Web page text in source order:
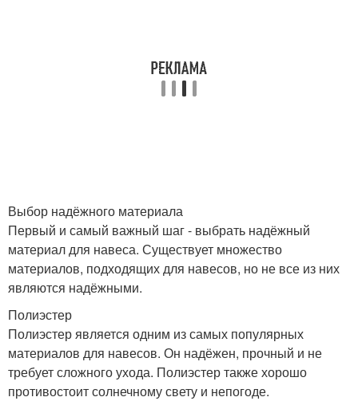
Выбор надёжного материала
Первый и самый важный шаг - выбрать надёжный
материал для навеса. Существует множество
материалов, подходящих для навесов, но не все из них
являются надёжными.
Полиэстер
Полиэстер является одним из самых популярных
материалов для навесов. Он надёжен, прочный и не
требует сложного ухода. Полиэстер также хорошо
противостоит солнечному свету и непогоде.